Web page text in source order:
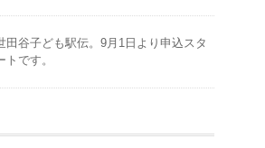
田谷子ども駅伝。9月1日より申込スタ
トです。